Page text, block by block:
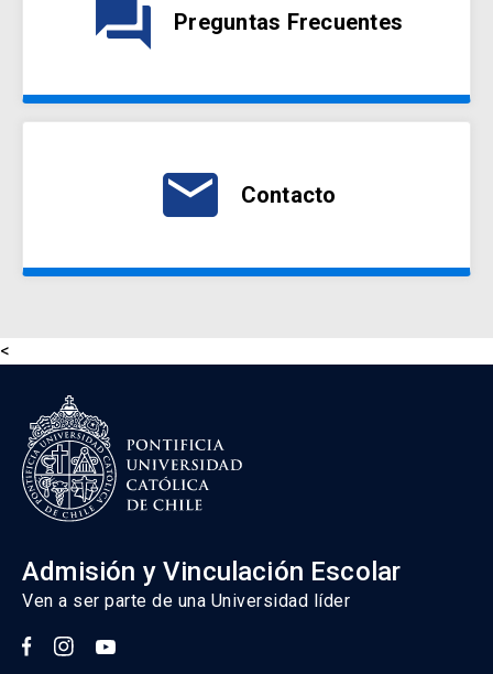
question_answer Preguntas Frecuentes
email Contacto
<
Admisión y Vinculación Escolar
Ven a ser parte de una Universidad líder